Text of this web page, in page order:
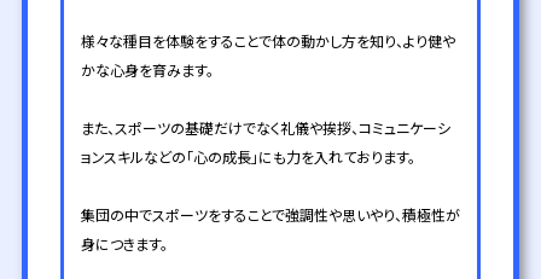
様々な種目を体験をすることで体の動かし方を知り、より健や
かな心身を育みます。
また、スポーツの基礎だけでなく礼儀や挨拶、コミュニケーシ
ョンスキルなどの「心の成長」にも力を入れております。
集団の中でスポーツをすることで強調性や思いやり、積極性が
身につきます。